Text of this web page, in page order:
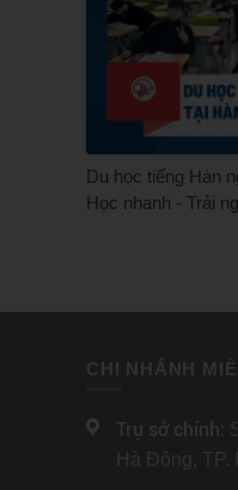
Du học tiếng Hàn
Học nhanh - Trải
CHI NHÁNH
Trụ sở chính:
Hà Đông, TP.